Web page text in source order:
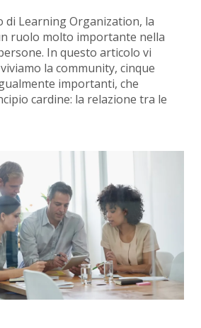
di Learning Organization, la
ruolo molto importante nella
In questo articolo vi
la community, cinque
importanti, che
cardine: la relazione tra le